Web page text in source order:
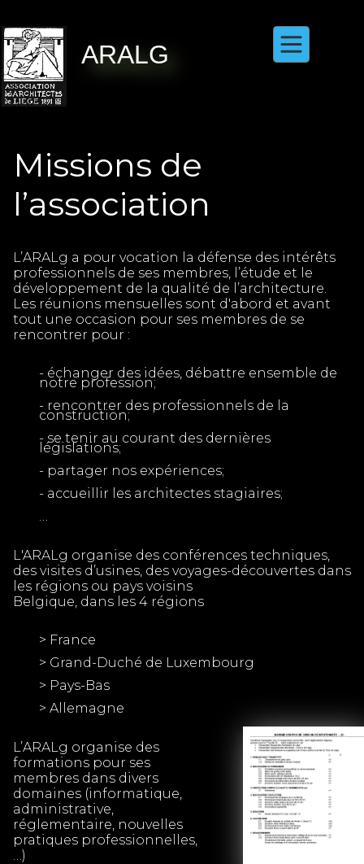
ARALG
Missions de
l’association
L’ARALg a pour vocation la défense des intérêts
professionnels de ses membres, l’étude et le
développement de la qualité de l’architecture.
Les réunions mensuelles sont d'abord et avant
tout une occasion pour ses membres de se
rencontrer pour :
- échanger des idées, débattre ensemble de
notre profession;
- rencontrer des professionnels de la
construction;
- se tenir au courant des dernières
législations;
- partager nos expériences;
- accueillir les architectes stagiaires;
…
L'ARALg organise des conférences techniques,
des visites d’usines, des voyages-découvertes dans
les régions ou pays voisins
Belgique, dans les 4 régions
> France
> Grand-Duché de Luxembourg
> Pays-Bas
> Allemagne
L’ARALg organise des
formations pour ses
membres dans divers
domaines (informatique,
administrative,
réglementaire, nouvelles
pratiques professionnelles,
…)